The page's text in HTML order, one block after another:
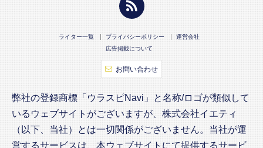
ライター一覧 プライバシーポリシー
運営会社
広告掲載について
お問い合わせ
弊社の登録商標「ウラスピNavi」と名称/ロゴが類似して
いるウェブサイトがございますが、株式会社イエティ
（以下、当社）とは一切関係がございません。当社が運
営するサービスは、本ウェブサイトにて提供するサービ